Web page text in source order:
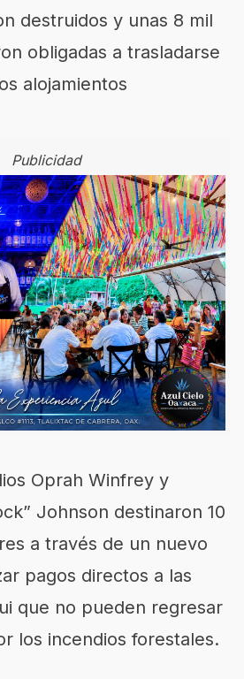
destruidos y unas 8 mil
obligadas a trasladarse
alojamientos
Publicidad
Oprah Winfrey y
Johnson destinaron 10
a través de un nuevo
pagos directos a las
que no pueden regresar
los incendios forestales.